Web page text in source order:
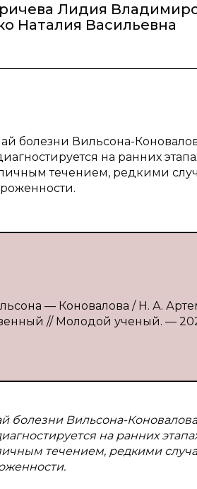
Лидия
Наталия Васильевна
болезни Вильсона-
на ранних
течением, редкими
— Коновалова / Н. А.
// Молодой ученый. —
болезни Вильсона-
на ранних
течением, редкими